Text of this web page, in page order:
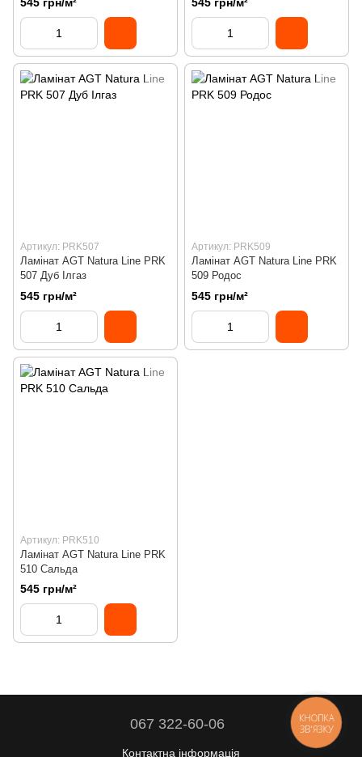
545 грн/м² 545 грн/м²
Артикул: PRK507
Ламінат AGT Natura Line PRK
507 Дуб Ілгаз
545 грн/м²
Артикул: PRK509
Ламінат AGT Natura Line PRK
509 Родос
545 грн/м²
Артикул: PRK510
Ламінат AGT Natura Line PRK
510 Сальда
545 грн/м²
067 322-60-06
Контактна інформація
КНОПКА
ЗВ'ЯЗКУ